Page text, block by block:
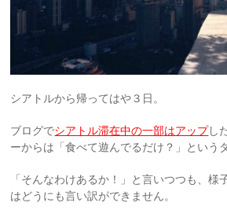
シアトルから帰ってはや３日。
ブログでシアトル滞在中の一部はアップし
ーからは「食べて遊んでるだけ？」という
「そんなわけあるか！」と言いつつも、様
はどうにも言い訳ができません。